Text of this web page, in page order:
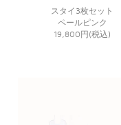
スタイ3枚セット
ペールピンク
19,800円(税込)